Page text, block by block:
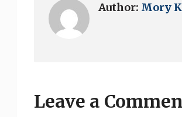
Author: Mory
Leave a